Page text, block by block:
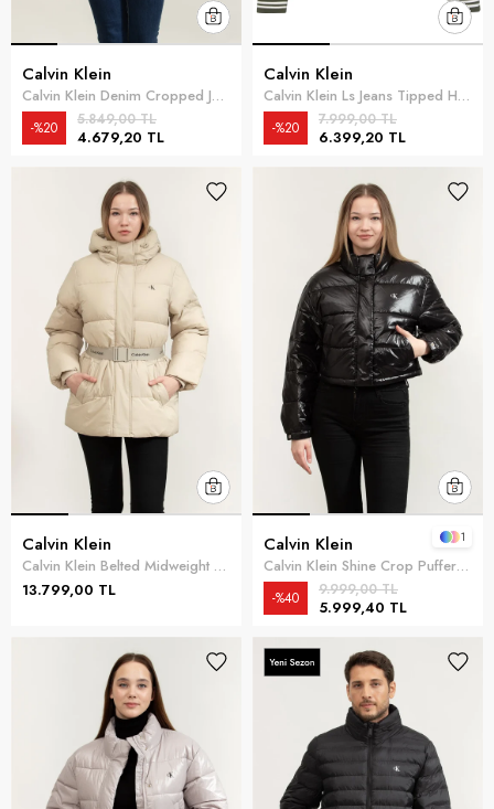
Calvin Klein
Calvin Klein Denim Cropped Jacket Soft Black Kadın Kot Mont Siyah
4.679,20 TL
5.849,00 TL
%20
Calvin Klein
Calvin Klein Ls Jeans Tipped Hero Bomber Erkek Mont Yeşil
6.399,20 TL
7.999,00 TL
%20
Calvin Klein
Calvin Klein Belted Midweight Puffer Kadın Mont Kahverengi
13.799,00 TL
Calvin Klein
Calvin Klein Shine Crop Puffer Kadın Mont Siyah
5.999,40 TL
9.999,00 TL
%40
1